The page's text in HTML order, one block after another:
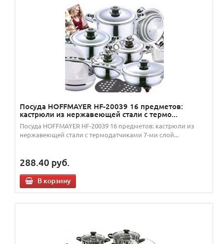
Посуда HOFFMAYER HF-20039 16 предметов:
кастрюли из нержавеющей стали с термо...
Посуда HOFFMAYER HF-20039 16 предметов: кастрюли из
нержавеющей стали с термодатчиками 7-ми слой...
288.40 руб.
В корзину